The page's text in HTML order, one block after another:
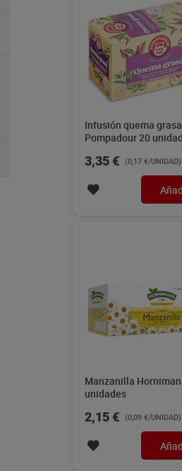
Infusión quema grasa
Pompadour 20
3,35 € (0,17 €/UNIDAD)
Manzanilla
unidades
2,15 € (0,09 €/UNIDAD)